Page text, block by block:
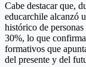
Cabe destacar que,
educarchile alcanzó
histórico de
30%, lo que
formativos que
del presente y del